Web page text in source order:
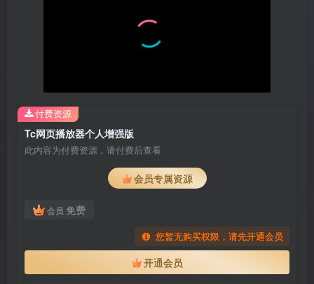
Tc网页播放器个人增强版
此内容为付费资源，请付费后查看
会员专属资源
会员 免费
您暂无购买权限，请先开通会员
开通会员
付费资源